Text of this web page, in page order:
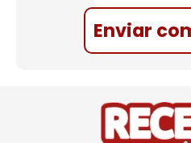
Enviar